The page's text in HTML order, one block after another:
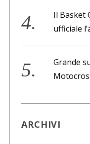
Il Basket
ufficiale
Grande
ARCHIVI